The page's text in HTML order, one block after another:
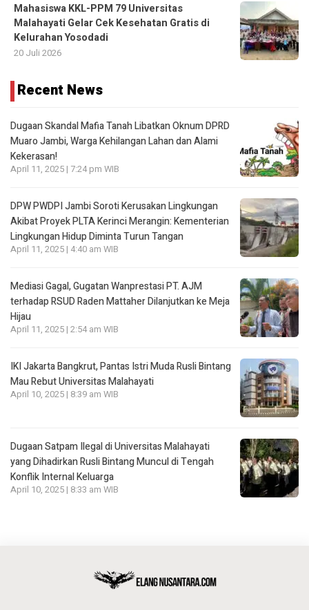
Mahasiswa KKL-PPM 79 Universitas
Malahayati Gelar Cek Kesehatan Gratis di
Kelurahan Yosodadi
20 Juli 2026
Recent News
Dugaan Skandal Mafia Tanah Libatkan Oknum DPRD
Muaro Jambi, Warga Kehilangan Lahan dan Alami
Kekerasan!
April 11, 2025 | 7:24 pm WIB
DPW PWDPI Jambi Soroti Kerusakan Lingkungan
Akibat Proyek PLTA Kerinci Merangin: Kementerian
Lingkungan Hidup Diminta Turun Tangan
April 11, 2025 | 4:40 am WIB
Mediasi Gagal, Gugatan Wanprestasi PT. AJM
terhadap RSUD Raden Mattaher Dilanjutkan ke Meja
Hijau
April 11, 2025 | 2:54 am WIB
IKI Jakarta Bangkrut, Pantas Istri Muda Rusli Bintang
Mau Rebut Universitas Malahayati
April 10, 2025 | 8:39 am WIB
Dugaan Satpam Ilegal di Universitas Malahayati
yang Dihadirkan Rusli Bintang Muncul di Tengah
Konflik Internal Keluarga
April 10, 2025 | 8:33 am WIB